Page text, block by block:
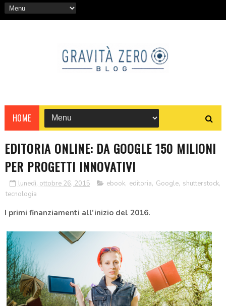
HOME
EDITORIA ONLINE: DA GOOGLE 150 MILIONI
PER PROGETTI INNOVATIVI
lunedì, ottobre 26, 2015 ebook, editoria, Google, shutterstock,
tecnologia
I primi finanziamenti all’inizio del 2016.